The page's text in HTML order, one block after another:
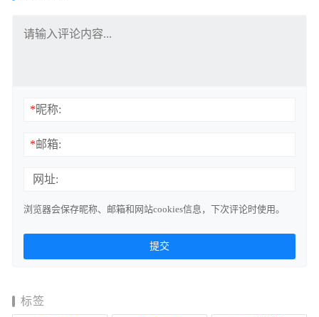
*昵称:
*邮箱:
网址:
浏览器会保存昵称、邮箱和网站cookies信息，下次评论时使用。
标签